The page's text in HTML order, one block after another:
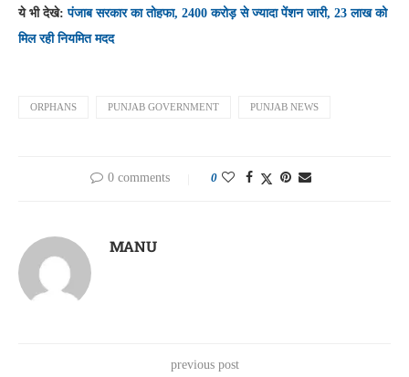
ये भी देखे:पंजाब सरकार का तोहफा, 2400 करोड़ से ज्यादा पेंशन जारी, 23 लाख को
मिल रही नियमित मदद
ORPHANS PUNJAB GOVERNMENT PUNJAB NEWS
0 comments 0
MANU
previous post